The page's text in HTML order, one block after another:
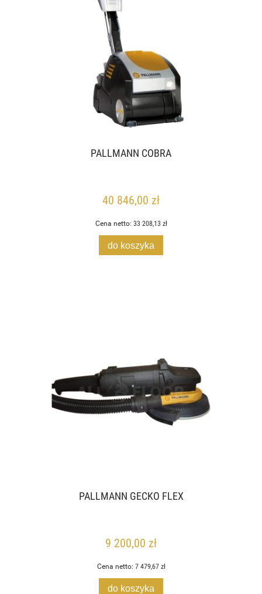
PALLMANN COBRA
40 846,00 zł
Cena netto: 33 208,13 zł
do koszyka
PALLMANN GECKO FLEX
9 200,00 zł
Cena netto: 7 479,67 zł
do koszyka